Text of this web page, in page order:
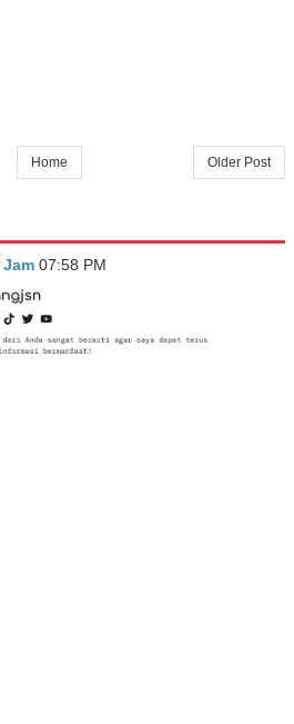
Older Post
Home
Jam 07:58 PM